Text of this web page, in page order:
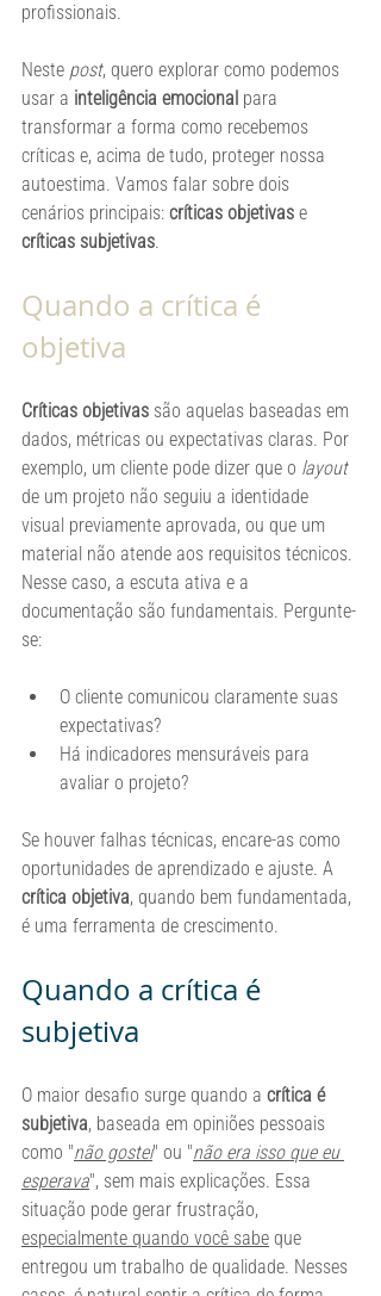
profissionais.
Neste post, quero explorar como podemos
usar a inteligência emocional para
transformar a forma como recebemos
críticas e, acima de tudo, proteger nossa
autoestima. Vamos falar sobre dois
cenários principais: críticas objetivas e
críticas subjetivas.
Quando a crítica é
objetiva
Críticas objetivas são aquelas baseadas em
dados, métricas ou expectativas claras. Por
exemplo, um cliente pode dizer que o layout
de um projeto não seguiu a identidade
visual previamente aprovada, ou que um
material não atende aos requisitos técnicos.
Nesse caso, a escuta ativa e a
documentação são fundamentais. Pergunte-
se:
O cliente comunicou claramente suas
expectativas?
Há indicadores mensuráveis para
avaliar o projeto?
Se houver falhas técnicas, encare-as como
oportunidades de aprendizado e ajuste. A
crítica objetiva, quando bem fundamentada,
é uma ferramenta de crescimento.
Quando a crítica é
subjetiva
O maior desafio surge quando a crítica é
subjetiva, baseada em opiniões pessoais
como "não gostei" ou "não era isso que eu
esperava", sem mais explicações. Essa
situação pode gerar frustração,
especialmente quando você sabe que
entregou um trabalho de qualidade. Nesses